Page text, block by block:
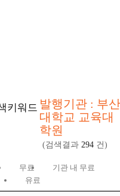
키워드 발행기관 : 부산
대학교 교육대
학원
(검색결과 294 건)
무료
기관 내 무료
유료